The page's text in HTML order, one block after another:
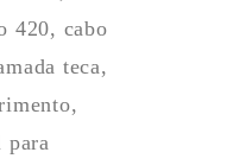
420, cabo
teca,
para